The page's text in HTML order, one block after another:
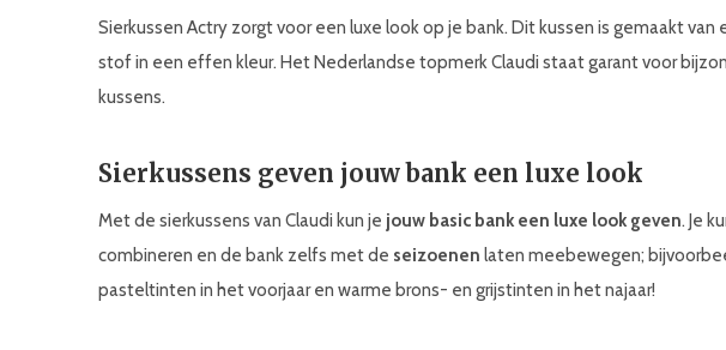
Sierkussen Actry zorgt voor een luxe look op je bank. Dit kussen is gemaakt van
stof in een effen kleur. Het Nederlandse topmerk Claudi staat garant voor
kussens.
Sierkussens geven jouw bank een luxe look
Met de sierkussens van Claudi kun je jouw basic bank een luxe look geven. Je
combineren en de bank zelfs met de seizoenen laten meebewegen;
pasteltinten in het voorjaar en warme brons- en grijstinten in het najaar!